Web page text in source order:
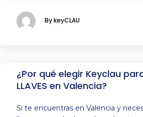
By keyCLAU
¿Por qué elegir Keyclau
LLAVES en Valencia?
Si te encuentras en Valencia y